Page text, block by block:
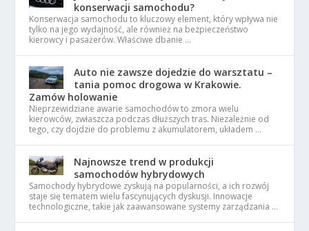
konserwacji samochodu?
Konserwacja samochodu to kluczowy element, który wpływa nie
tylko na jego wydajność, ale również na bezpieczeństwo
kierowcy i pasażerów. Właściwe dbanie …
Auto nie zawsze dojedzie do warsztatu –
tania pomoc drogowa w Krakowie.
Zamów holowanie
Nieprzewidziane awarie samochodów to zmora wielu
kierowców, zwłaszcza podczas dłuższych tras. Niezależnie od
tego, czy dojdzie do problemu z akumulatorem, układem …
Najnowsze trend w produkcji
samochodów hybrydowych
Samochody hybrydowe zyskują na popularności, a ich rozwój
staje się tematem wielu fascynujących dyskusji. Innowacje
technologiczne, takie jak zaawansowane systemy zarządzania …